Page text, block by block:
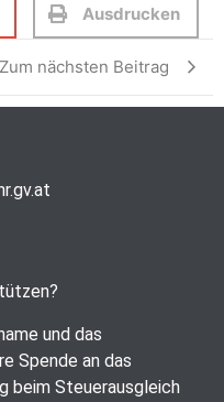
Ausdrucken
Zum nächsten Beitrag
und das
Spende an das
beim Steuerausgleich